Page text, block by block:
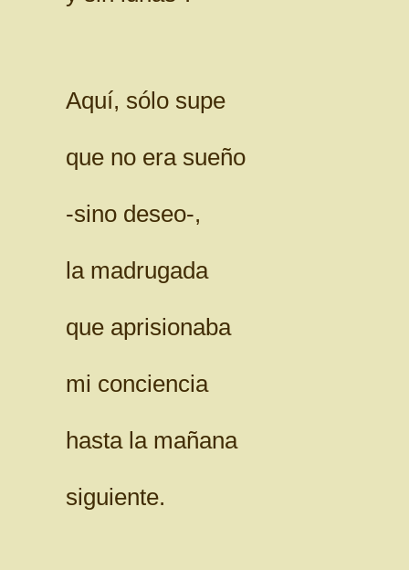
Aquí, sólo supe
que no era sueño
-sino deseo-,
la madrugada
que aprisionaba
mi conciencia
hasta la mañana
siguiente.